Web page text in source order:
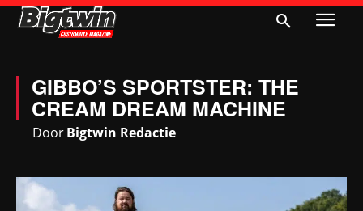
GIBBO’S SPORTSTER: THE
CREAM DREAM MACHINE
DoorBigtwin Redactie